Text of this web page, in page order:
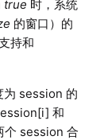
true 时，系统
的窗口）的
持和
为 session 的
和
个 session 合